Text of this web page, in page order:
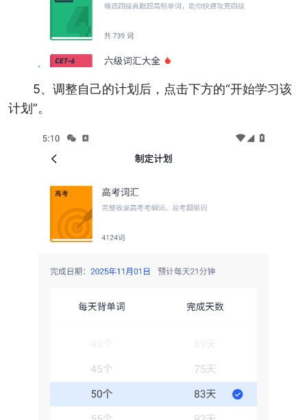
5、调整自己的计划后，点击下方的“开始学习该
计划”。